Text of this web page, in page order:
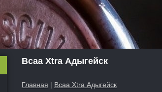
Bcaa Xtra Адыгейск
Главная | Bcaa Xtra Адыгейск